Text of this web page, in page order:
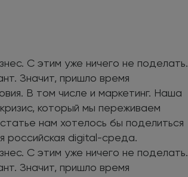
С этим уже ничего не поделать.
Значит, пришло время
В том числе и маркетинг. Наша
который мы переживаем
нам хотелось бы поделиться
российская digital-среда.
С этим уже ничего не поделать.
Значит, пришло время